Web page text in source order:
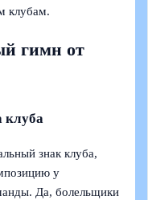
клубам.
гимн от
клуба
знак клуба,
у
Да, болельщики